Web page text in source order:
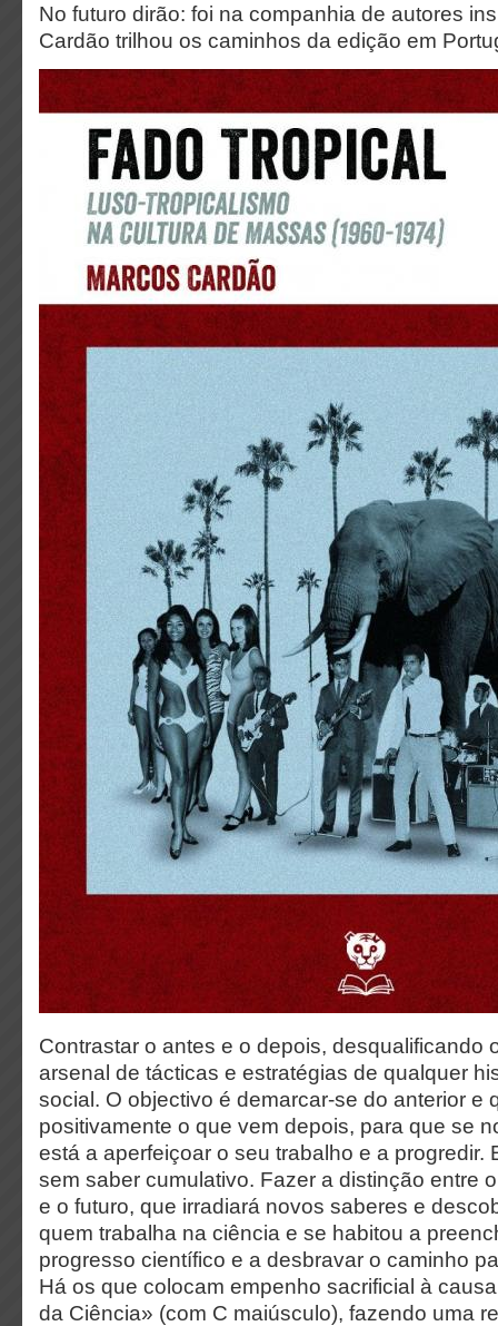
No futuro dirão: foi na companhia de autores
Cardão trilhou os caminhos da edição em
Contrastar o antes e o depois, desqualificando
arsenal de tácticas e estratégias de qualquer
social. O objectivo é demarcar-se do anterior e
positivamente o que vem depois, para que se
está a aperfeiçoar o seu trabalho e a progredir.
sem saber cumulativo. Fazer a distinção entre
e o futuro, que irradiará novos saberes e
quem trabalha na ciência e se habitou a
progresso científico e a desbravar o caminho
Há os que colocam empenho sacrificial à
da Ciência» (com C maiúsculo), fazendo uma